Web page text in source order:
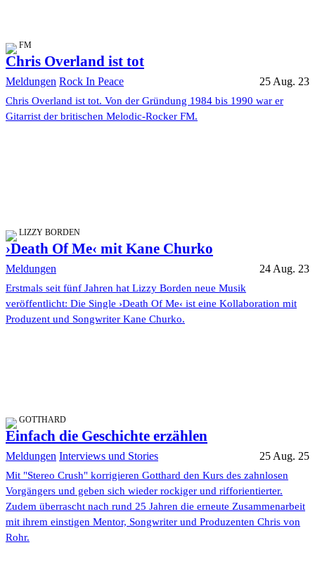
FM
Chris Overland ist tot
Meldungen Rock In Peace 25 Aug. 23
Chris Overland ist tot. Von der Gründung 1984 bis 1990 war er
Gitarrist der britischen Melodic-Rocker FM.
LIZZY BORDEN
›Death Of Me‹ mit Kane Churko
Meldungen 24 Aug. 23
Erstmals seit fünf Jahren hat Lizzy Borden neue Musik
veröffentlicht: Die Single ›Death Of Me‹ ist eine Kollaboration mit
Produzent und Songwriter Kane Churko.
GOTTHARD
Einfach die Geschichte erzählen
Meldungen Interviews und Stories 25 Aug. 25
Mit "Stereo Crush" korrigieren Gotthard den Kurs des zahnlosen
Vorgängers und geben sich wieder rockiger und rifforientierter.
Zudem überrascht nach rund 25 Jahren die erneute Zusammenarbeit
mit ihrem einstigen Mentor, Songwriter und Produzenten Chris von
Rohr.